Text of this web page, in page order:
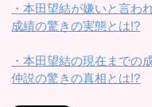
・本田望結が嫌いと言わ
成績の驚きの実態とは!?
・本田望結の現在までの
仲説の驚きの真相とは!?